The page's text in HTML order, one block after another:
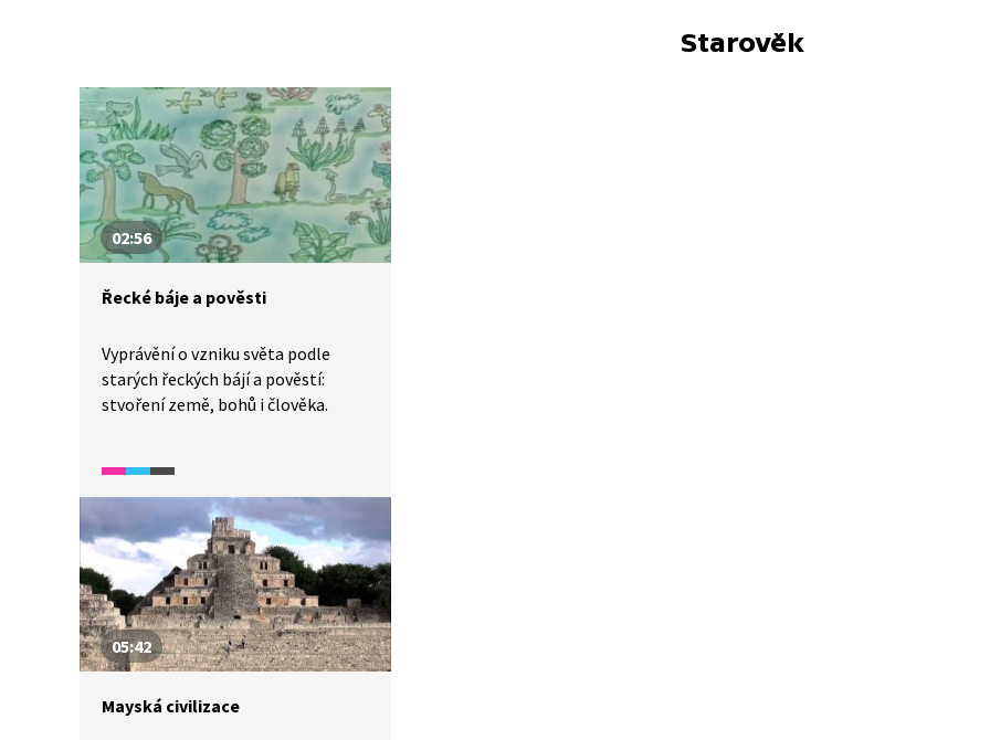
Starověk
02:56
Řecké báje a pověsti
Vyprávění o vzniku světa podle
starých řeckých bájí a pověstí:
stvoření země, bohů i člověka.
05:42
Mayská civilizace